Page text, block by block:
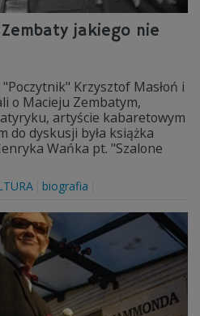
jakiego nie
Krzysztof Masłoń i
o Macieju Zembatym,
artyście kabaretowym
do dyskusji była książka
Wańka pt. "Szalone
biografia